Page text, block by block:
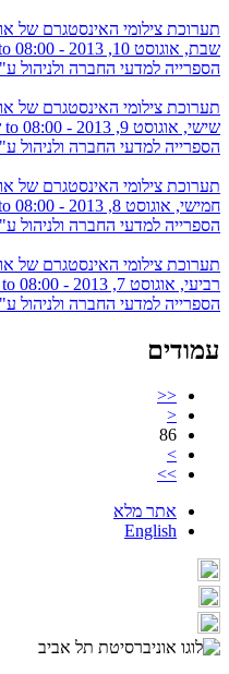
תערוכת צילומי האינסטגרם של
שבת, אוגוסט 10, 2013 - 08:00
הספרייה למדעי החברה ולניהול
תערוכת צילומי האינסטגרם של
שישי, אוגוסט 9, 2013 - 08:00
הספרייה למדעי החברה ולניהול
תערוכת צילומי האינסטגרם של
חמישי, אוגוסט 8, 2013 - 08:00
הספרייה למדעי החברה ולניהול
תערוכת צילומי האינסטגרם של
רביעי, אוגוסט 7, 2013 - 08:00
הספרייה למדעי החברה ולניהול
עמודים
<<
<
86
>
>>
אתר מלא
English